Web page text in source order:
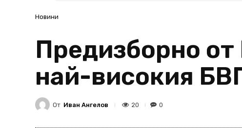
Новини
Предизборно от
най-високия
От Иван Ангелов 20 0